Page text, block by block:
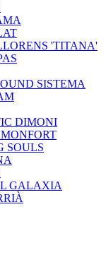
'TITANA'
SISTEMA
DIMONI
SOULS
GALAXIA